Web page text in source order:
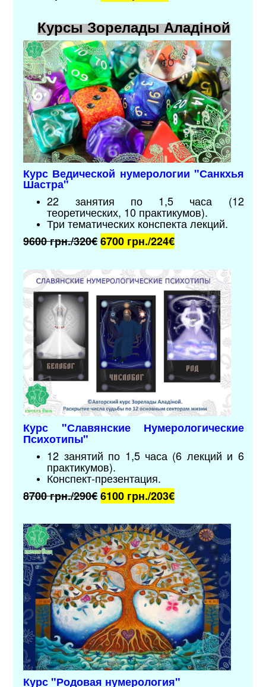
Курсы Зорелады Аладіной
Курс Ведической нумерологии "Санкхья
Шастра"
22 занятия по 1,5 часа (12
теоретических, 10 практикумов).
Три тематических конспекта лекций.
9600 грн./320€6700 грн./224€
Курс "Славянские Нумерологические
Психотипы"
12 занятий по 1,5 часа (6 лекций и 6
практикумов).
Конспект-презентация.
8700 грн./290€6100 грн./203€
Курс "Родовая нумерология"